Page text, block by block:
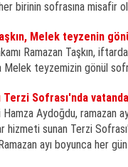
birinin sofrasına misafir
Melek teyzenin
Ramazan Taşkın,
teyzemizin gönül
Sofrası'nda
Hamza Aydoğdu, ramazan
hizmeti sunan Terzi
ayı boyunca her